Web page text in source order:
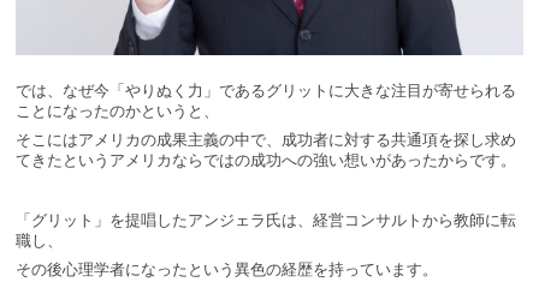
では、なぜ今「やりぬく力」であるグリットに大きな注目が寄せられる
ことになったのかというと、
そこにはアメリカの成果主義の中で、成功者に対する共通項を探し求め
てきたというアメリカならではの成功への強い想いがあったからです。
「グリット」を提唱したアンジェラ氏は、経営コンサルトから教師に転
職し、
その後心理学者になったという異色の経歴を持っています。